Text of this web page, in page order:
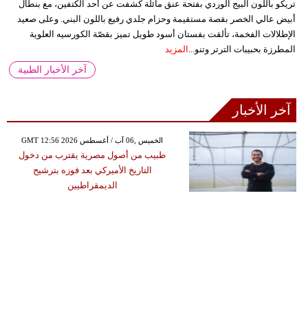
تريكو باللون البيج الوردي بفتحة عنق مائلة كشفت عن أحد الكتفين، مع بنطال
أبيض عالي الخصر بقصة مستقيمة وحزام جلدي رفيع باللون البني. وعلى صعيد
الإطلالات الفخمة، تألقت بفستان أسود طويل تميز بقصّة الكورسيه العلوية
المطرزة بحبيبات الترتر وتنو...
المزيد
آخر الأخبار الطبية
آخر الأخبار
GMT 12:56 2026 الخميس ,06 آب / أغسطس
طبيب من أصول مصرية يقترب من دخول
التاريخ الأميركي بعد فوزه بترشيح
الديمقراطيين